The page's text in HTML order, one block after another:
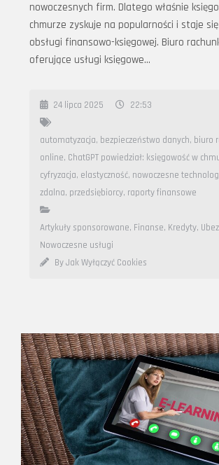
nowoczesnych firm. Dlatego właśnie
chmurze zyskuje na popularności i staje
obsługi finansowo-księgowej. Biuro
oferujące usługi księgowe…
24 lipca 2025 22:53
automatyzacja, bezpieczeństwo danych, biuro
online, ChatGPT powiedział: księgowość w
cyfryzacja, elastyczność, nowoczesne
zdalna, przedsiębiorcy, raporty finansowe
Artykuły sponsorowane, Finanse, Kredyty,
Nowoczesne usługi
By Jak Wyłączyć Cookies